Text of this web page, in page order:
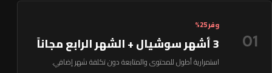
01
وفر 25%
3 أشهر سوشيال + الشهر الرابع مجاناً
استمرارية أطول للمحتوى والمتابعة دون تكلفة شهر إضافي.